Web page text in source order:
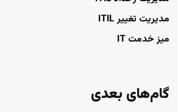
مدیریت تغییر ITIL
میز خدمت IT
گام‌های بعدی